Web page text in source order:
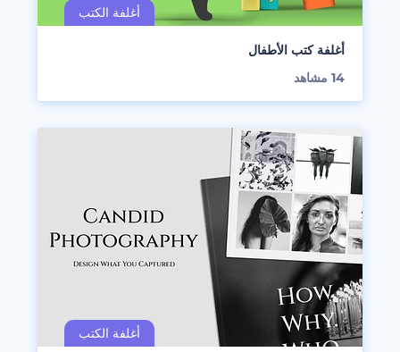
أغلفة كتب الأطفال
14 مشاهد